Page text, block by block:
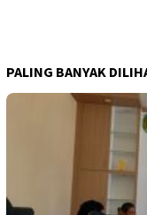
PALING BANYAK